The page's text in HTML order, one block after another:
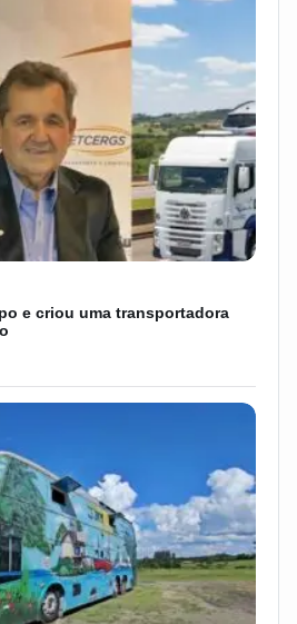
e criou uma transportadora